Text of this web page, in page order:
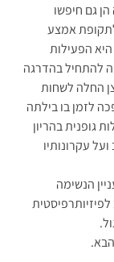
גם חיפשו
אמצע
היא הפעילות
להתחיל בהדרגה
החלה לשחות
לזמן בו בילתה
גופנית בהריון
עקרונותיו
הנשימה